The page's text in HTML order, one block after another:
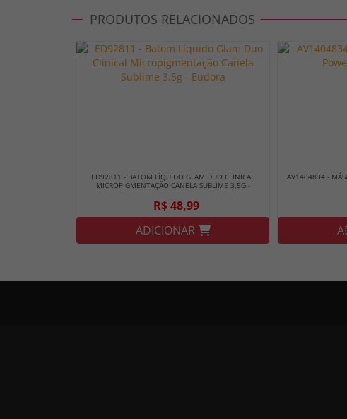
PRODUTOS RELACIONADOS
ED92811 - BATOM LÍQUIDO GLAM DUO CLINICAL
MICROPIGMENTAÇÃO CANELA SUBLIME 3,5G -
R$ 48,99
ADICIONAR
AV1404834 -